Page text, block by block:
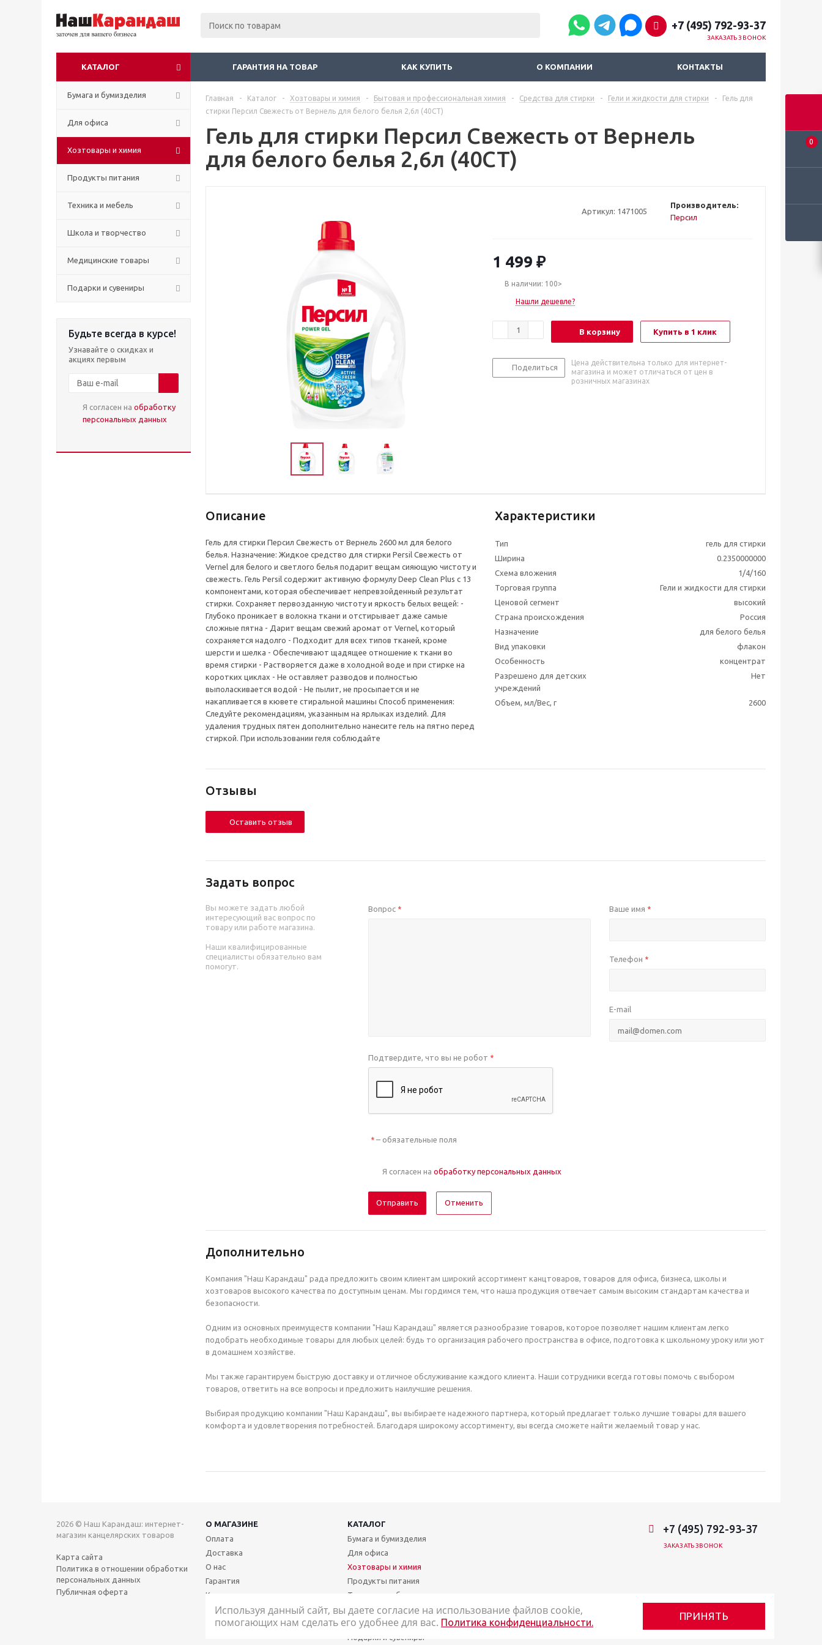
0
+7 (495) 792-93-37
ЗАКАЗАТЬ ЗВОНОК
КАТАЛОГ ГАРАНТИЯ НА ТОВАР КАК КУПИТЬ О КОМПАНИИ КОНТАКТЫ
Бумага и бумизделия
Для офиса
Хозтовары и химия
Продукты питания
Техника и мебель
Школа и творчество
Медицинские товары
Подарки и сувениры
Будьте всегда в курсе!
Узнавайте о скидках и
акциях первым
Я согласен на обработку
персональных данных
Главная - Каталог - Хозтовары и химия - Бытовая и профессиональная химия - Средства для стирки - Гели и жидкости для стирки -
Гель для
стирки Персил Свежесть от Вернель для белого белья 2,6л (40СТ)
Гель для стирки Персил Свежесть от Вернель
для белого белья 2,6л (40СТ)
Артикул: 1471005
Производитель:
Персил
1 499 ₽
В наличии: 100>
Нашли дешевле?
В корзину Купить в 1 клик
Поделиться
Цена действительна только для интернет-
магазина и может отличаться от цен в
розничных магазинах
Описание
Гель для стирки Персил Свежесть от Вернель 2600 мл для белого
белья. Назначение: Жидкое средство для стирки Persil Свежесть от
Vernel для белого и светлого белья подарит вещам сияющую чистоту и
свежесть. Гель Persil содержит активную формулу Deep Clean Plus с 13
компонентами, которая обеспечивает непревзойденный результат
стирки. Сохраняет первозданную чистоту и яркость белых вещей: -
Глубоко проникает в волокна ткани и отстирывает даже самые
сложные пятна - Дарит вещам свежий аромат от Vernel, который
сохраняется надолго - Подходит для всех типов тканей, кроме
шерсти и шелка - Обеспечивают щадящее отношение к ткани во
время стирки - Растворяется даже в холодной воде и при стирке на
коротких циклах - Не оставляет разводов и полностью
выполаскивается водой - Не пылит, не просыпается и не
накапливается в кювете стиральной машины Способ применения:
Следуйте рекомендациям, указанным на ярлыках изделий. Для
удаления трудных пятен дополнительно нанесите гель на пятно перед
стиркой. При использовании геля соблюдайте
Характеристики
Тип
гель для стирки
Ширина
0.2350000000
Схема вложения
1/4/160
Торговая группа
Гели и жидкости для стирки
Ценовой сегмент
высокий
Страна происхождения
Россия
Назначение
для белого белья
Вид упаковки
флакон
Особенность
концентрат
Разрешено для детских
учреждений
Нет
Объем, мл/Вес, г 2600
Отзывы
Оставить отзыв
Задать вопрос
Вы можете задать любой
интересующий вас вопрос по
товару или работе магазина.
Наши квалифицированные
специалисты обязательно вам
помогут.
Вопрос * Ваше имя *
Телефон *
E-mail
Подтвердите, что вы не робот *
*– обязательные поля
Я согласен на обработку персональных данных
Отменить
Дополнительно
Компания "Наш Карандаш" рада предложить своим клиентам широкий ассортимент канцтоваров, товаров для офиса, бизнеса, школы и
хозтоваров высокого качества по доступным ценам. Мы гордимся тем, что наша продукция отвечает самым высоким стандартам качества и
безопасности.
Одним из основных преимуществ компании "Наш Карандаш" является разнообразие товаров, которое позволяет нашим клиентам легко
подобрать необходимые товары для любых целей: будь то организация рабочего пространства в офисе, подготовка к школьному уроку или уют
в домашнем хозяйстве.
Мы также гарантируем быструю доставку и отличное обслуживание каждого клиента. Наши сотрудники всегда готовы помочь с выбором
товаров, ответить на все вопросы и предложить наилучшие решения.
Выбирая продукцию компании "Наш Карандаш", вы выбираете надежного партнера, который предлагает только лучшие товары для вашего
комфорта и удовлетворения потребностей. Благодаря широкому ассортименту, вы всегда сможете найти желаемый товар у нас.
2026 © Наш Карандаш: интернет-
магазин канцелярских товаров
Карта сайта
Политика в отношении обработки
персональных данных
Публичная оферта
О МАГАЗИНЕ
КАТАЛОГ
Оплата
Доставка
О нас
Гарантия
Контакты
Бумага и бумизделия
Для офиса
Хозтовары и химия
Продукты питания
Техника и мебель
Школа и творчество
Медицинские товары
Подарки и сувениры
+7 (495) 792-93-37
ЗАКАЗАТЬ ЗВОНОК
Используя данный сайт, вы даете согласие на использование файлов cookie,
помогающих нам сделать его удобнее для вас. Политика конфиденциальности.
ПРИНЯТЬ